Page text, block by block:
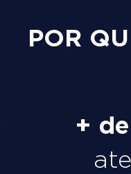
POR
+